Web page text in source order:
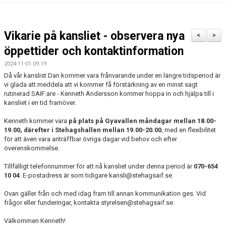
BILDGALLERI
FÖR LEDARE
FÖRSÄLJNINGAR / LAGKASSOR
>
<
Vikarie på kansliet - observera nya
öppettider och kontaktinformation
2024-11-01 09:19
Då vår kanslist Dan kommer vara frånvarande under en längre tidsperiod är
vi glada att meddela att vi kommer få förstärkning av en minst sagt
rutinerad SAIF:are - Kenneth Andersson kommer hoppa in och hjälpa till i
kansliet i en tid framöver.
Kenneth kommer vara på plats på Gyavallen måndagar mellan 18.00-
19.00, därefter i Stehagshallen mellan 19.00-20.00, med en flexibilitet
för att även vara anträffbar övriga dagar vid behov och efter
överenskommelse.
Tillfälligt telefonnummer för att nå kansliet under denna period är 070-654
10 04. E-postadress är som tidigare kansli@stehagsaif.se.
Ovan gäller från och med idag fram till annan kommunikation ges. Vid
frågor eller funderingar, kontakta styrelsen@stehagsaif.se.
Välkommen Kenneth!